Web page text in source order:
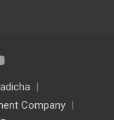
Company